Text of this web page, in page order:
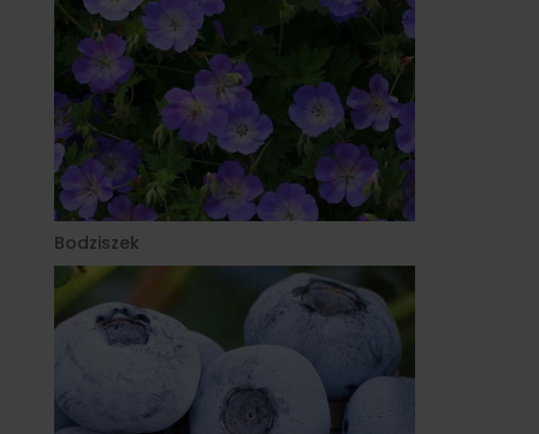
Bodziszek